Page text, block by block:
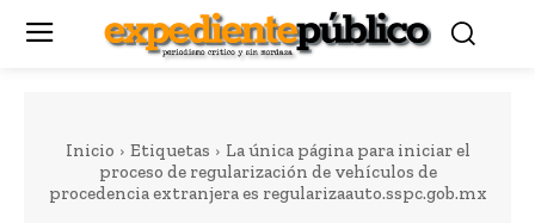
Inicio Etiquetas
La única página para iniciar el
proceso de regularización de vehículos de
procedencia extranjera es regularizaauto.sspc.gob.mx